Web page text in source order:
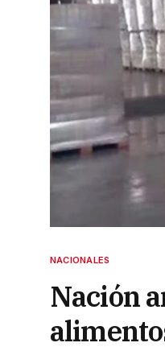
NACIONALES
Nación